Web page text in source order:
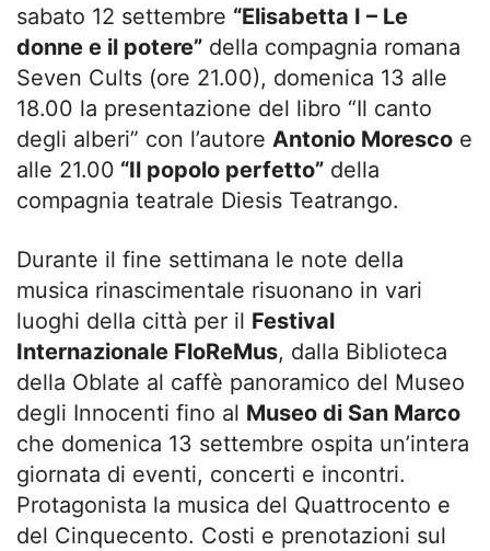
sabato 12 settembre “Elisabetta I – Le
donne e il potere” della compagnia romana
Seven Cults (ore 21.00), domenica 13 alle
18.00 la presentazione del libro “Il canto
degli alberi” con l’autore Antonio Moresco e
alle 21.00 “Il popolo perfetto” della
compagnia teatrale Diesis Teatrango.
Durante il fine settimana le note della
musica rinascimentale risuonano in vari
luoghi della città per il Festival
Internazionale FloReMus, dalla Biblioteca
della Oblate al caffè panoramico del Museo
degli Innocenti fino al Museo di San Marco
che domenica 13 settembre ospita un’intera
giornata di eventi, concerti e incontri.
Protagonista la musica del Quattrocento e
del Cinquecento. Costi e prenotazioni sul